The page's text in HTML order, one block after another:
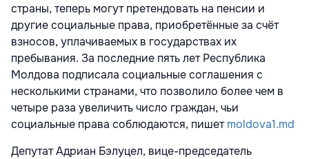
страны, теперь могут претендовать на пенсии и
другие социальные права, приобретённые за счёт
взносов, уплачиваемых в государствах их
пребывания. За последние пять лет Республика
Молдова подписала социальные соглашения с
несколькими странами, что позволило более чем в
четыре раза увеличить число граждан, чьи
социальные права соблюдаются, пишетmoldova1.md
Депутат Адриан Бэлуцел, вице-председатель